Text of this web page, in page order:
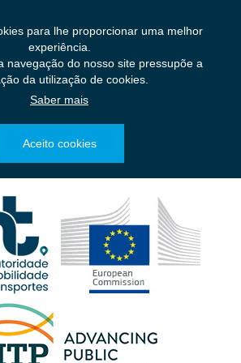
para lhe proporcionar uma melhor
experiência.
navegação do nosso site pressupõe a
da utilização de cookies.
Saber mais
Aceito cookies